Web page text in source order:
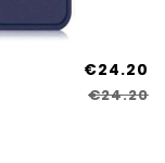
€24.20
€24.20